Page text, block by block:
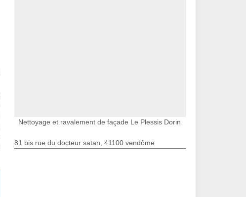
Nettoyage et ravalement de façade Le Plessis Dorin
81 bis rue du docteur satan, 41100 vendôme